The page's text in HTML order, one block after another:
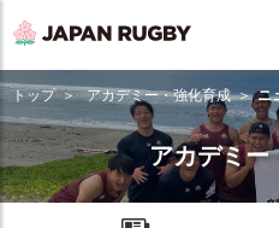
トップ アカデミー・強化育成 ニ
アカデミー